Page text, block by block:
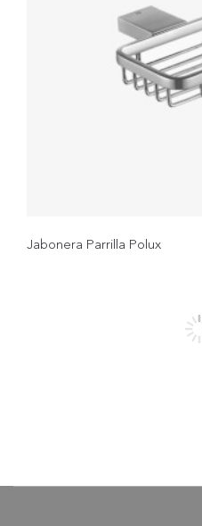
Jabonera Parrilla Polux